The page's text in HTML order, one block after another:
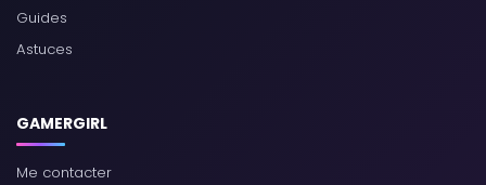
Guides
Astuces
GAMERGIRL
Me contacter